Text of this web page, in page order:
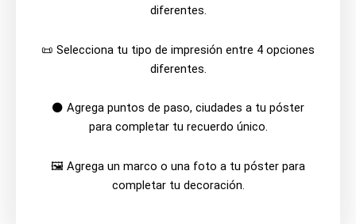
diferentes.
📜 Selecciona tu tipo de impresión entre 4 opciones
diferentes.
⚫ Agrega puntos de paso, ciudades a tu póster
para completar tu recuerdo único.
🖼️ Agrega un marco o una foto a tu póster para
completar tu decoración.